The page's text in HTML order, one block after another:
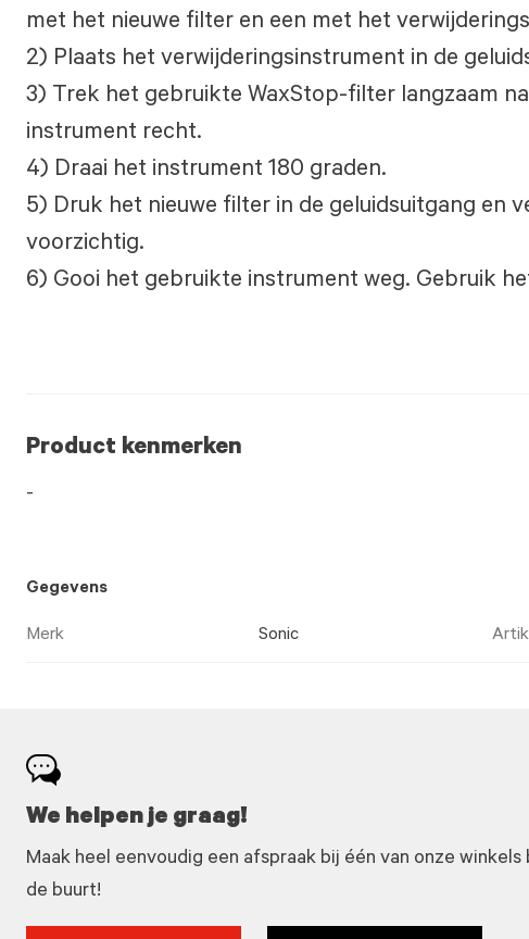
met het nieuwe filter en een met het
2) Plaats het verwijderingsinstrument in de
3) Trek het gebruikte WaxStop-filter langzaam
instrument recht.
4) Draai het instrument 180 graden.
5) Druk het nieuwe filter in de geluidsuitgang en
voorzichtig.
6) Gooi het gebruikte instrument weg. Gebruik
Product kenmerken
-
Gegevens
Merk Sonic
We helpen je graag!
Maak heel eenvoudig een afspraak bij één van onze winkels
de buurt!